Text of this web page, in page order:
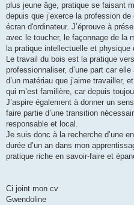
plus jeune âge, pratique se faisant
depuis que j’exerce la profession
écran d'ordinateur. J’éprouve à
avec le toucher, le façonnage de la
la pratique intellectuelle et
Le travail du bois est la pratique
professionnaliser, d’une part car
d’un matériau que j’aime travailler,
qui m’est familière, car depuis
J’aspire également à donner un
faire partie d’une transition
responsable et local.
Je suis donc à la recherche d’une
durée d’un an dans mon
pratique riche en savoir-faire et
Ci joint mon cv
Gwendoline